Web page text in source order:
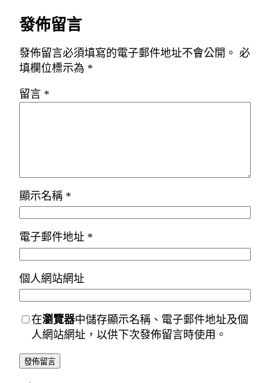
發佈留言
發佈留言必須填寫的電子郵件地址不會公開。 必
填欄位標示為 *
留言 *
顯示名稱 *
電子郵件地址 *
個人網站網址
在瀏覽器中儲存顯示名稱、電子郵件地址及個
人網站網址，以供下次發佈留言時使用。